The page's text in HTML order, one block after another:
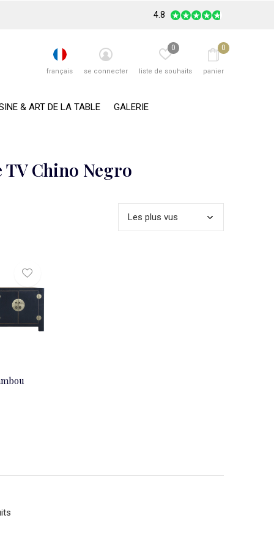
& ART DE LA TABLE GALERIE
français se connecter liste de souhaits
0
panier
0
4.8
Chino Negro